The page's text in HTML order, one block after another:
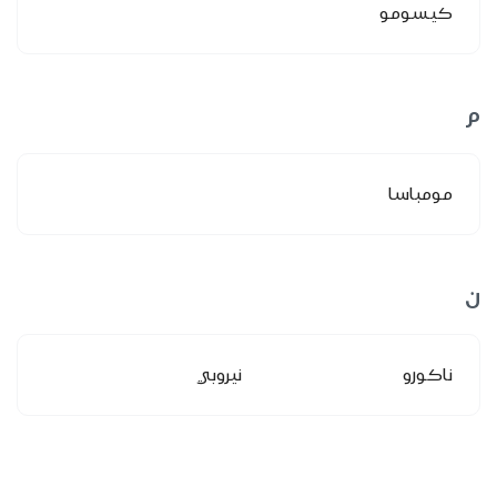
كيسومو
م
مومباسا
ن
ناكورو نيروبي